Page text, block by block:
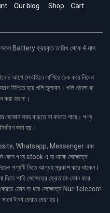
Our blog Shop Cart
Battery ক্রয়কৃত তারিখ থেকে 4 মাস
আগে মোবাইলে লাগিয়ে চেক করে নিবেন
নিশ্চিত হয়ে পলি তুলবেন। পলি তোলা বা
হয় না।
যেকোন সময় বাড়তে বা কমতে পারে। পণ্য
করা হয়।
Whatsapp, Messenger এবং
কোন পণ্য stock এ না থাকে সেক্ষেত্রে
পণ্যটি নিতে আগ্রহ প্রকাশ করে থাকেন।
দিতে পারি সেক্ষেত্রে ক্রেতাকে ফোন করে
ফোন না ধরে সেক্ষেত্রে Nur Telecom
টাকা ফেরত দেয়া হয়।